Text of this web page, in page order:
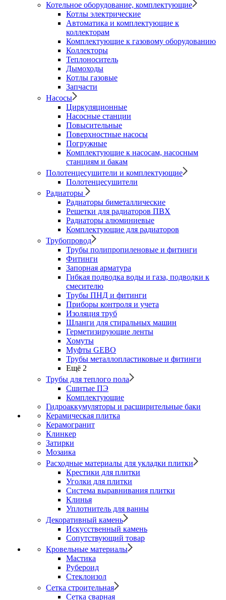
Котельное оборудование, комплектующие
Котлы электрические
Автоматика и комплектующие к
коллекторам
Комплектующие к газовому оборудованию
Коллекторы
Теплоноситель
Дымоходы
Котлы газовые
Запчасти
Насосы
Циркуляционные
Насосные станции
Повысительные
Поверхностные насосы
Погружные
Комплектующие к насосам, насосным
станциям и бакам
Полотенцесушители и комплектующие
Полотенцесушители
Радиаторы
Радиаторы биметаллические
Решетки для радиаторов ПВХ
Радиаторы алюминиевые
Комплектующие для радиаторов
Трубопровод
Трубы полипропиленовые и фитинги
Фитинги
Запорная арматура
Гибкая подводка воды и газа, подводки к
смесителю
Трубы ПНД и фитинги
Приборы контроля и учета
Изоляция труб
Шланги для стиральных машин
Герметизирующие ленты
Хомуты
Муфты GEBO
Трубы металлопластиковые и фитинги
Ещё 2
Трубы для теплого пола
Сшитые ПЭ
Комплектующие
Гидроаккумуляторы и расширительные баки
Керамическая плитка
Керамогранит
Клинкер
Затирки
Мозаика
Расходные материалы для укладки плитки
Крестики для плитки
Уголки для плитки
Система выравнивания плитки
Клинья
Уплотнитель для ванны
Декоративный камень
Искусственный камень
Сопутствующий товар
Кровельные материалы
Мастика
Рубероид
Стеклоизол
Сетка строительная
Сетка сварная